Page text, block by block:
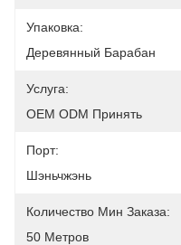
Упаковка:
Деревянный Барабан
Услуга:
OEM ODM Принять
Порт:
Шэньчжэнь
Количество Мин Заказа:
50 Метров